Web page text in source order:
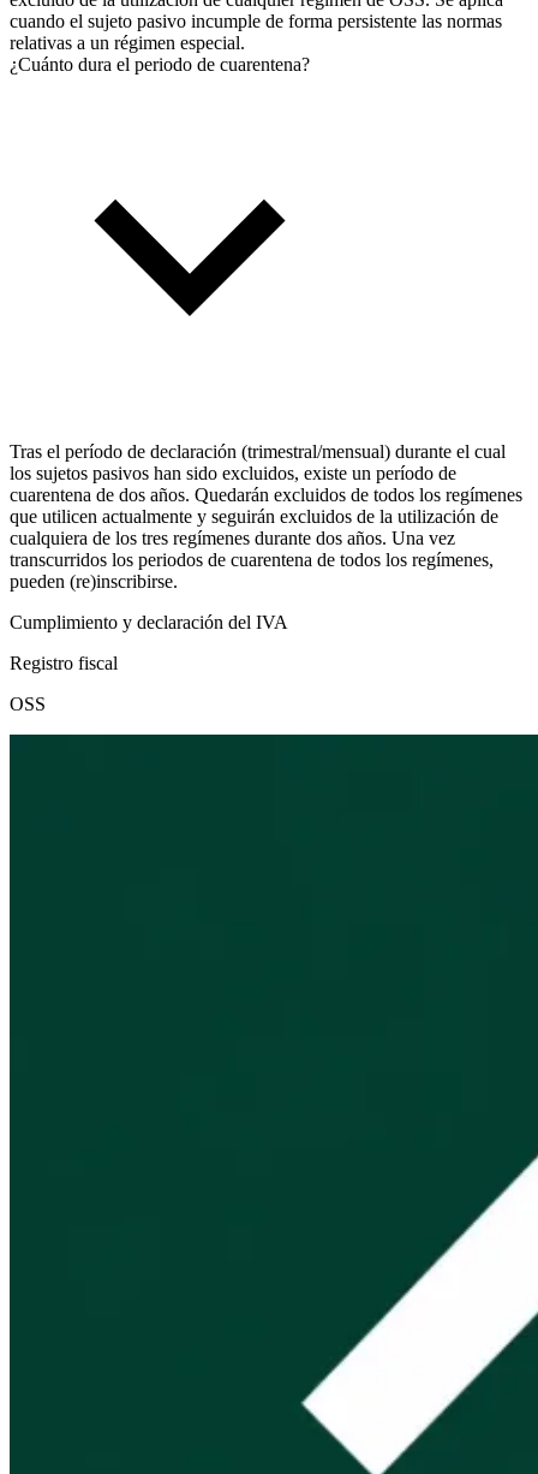
cuando el sujeto pasivo incumple de forma persistente las normas
relativas a un régimen especial.
¿Cuánto dura el periodo de cuarentena?
Tras el período de declaración (trimestral/mensual) durante el cual
los sujetos pasivos han sido excluidos, existe un período de
cuarentena de dos años. Quedarán excluidos de todos los regímenes
que utilicen actualmente y seguirán excluidos de la utilización de
cualquiera de los tres regímenes durante dos años. Una vez
transcurridos los periodos de cuarentena de todos los regímenes,
pueden (re)inscribirse.
Cumplimiento y declaración del IVA
Registro fiscal
OSS